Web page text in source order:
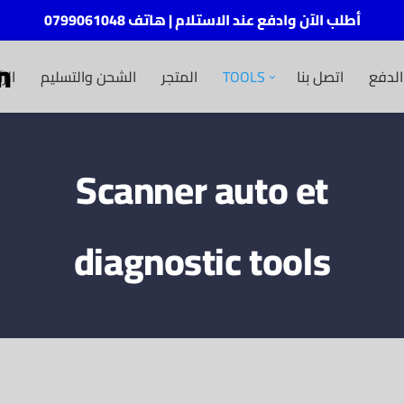
أطلب الآن وادفع عند الاستلام | هاتف 0799061048
الشحن والتسليم المتجر TOOLS اتصل بنا
Scanner auto et
diagnostic tools